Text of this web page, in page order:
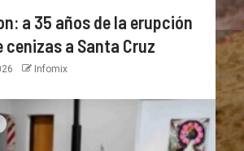
a 35 años de la erupción
cenizas a Santa Cruz
Infomix